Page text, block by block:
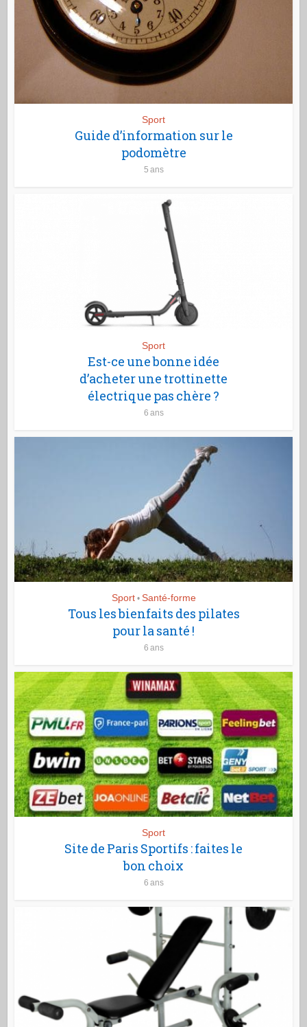
Sport
Guide d’information sur le
podomètre
5 ans
Sport
Est-ce une bonne idée
d’acheter une trottinette
électrique pas chère ?
6 ans
Sport • Santé-forme
Tous les bienfaits des pilates
pour la santé !
6 ans
Sport
Site de Paris Sportifs : faites le
bon choix
6 ans